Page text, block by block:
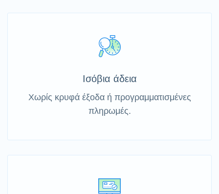
Ισόβια άδεια
Χωρίς κρυφά έξοδα ή προγραμματισμένες
πληρωμές.